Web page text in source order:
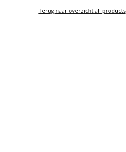
Terug naar overzicht all products